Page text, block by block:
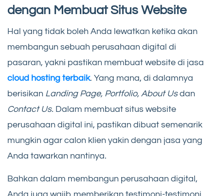
dengan Membuat Situs Website
Hal yang tidak boleh Anda lewatkan ketika akan
membangun sebuah perusahaan digital di
pasaran, yakni pastikan membuat website di jasa
cloud hosting terbaik. Yang mana, di dalamnya
berisikan Landing Page, Portfolio, About Usdan
Contact Us. Dalam membuat situs website
perusahaan digital ini, pastikan dibuat semenarik
mungkin agar calon klien yakin dengan jasa yang
Anda tawarkan nantinya.
Bahkan dalam membangun perusahaan digital,